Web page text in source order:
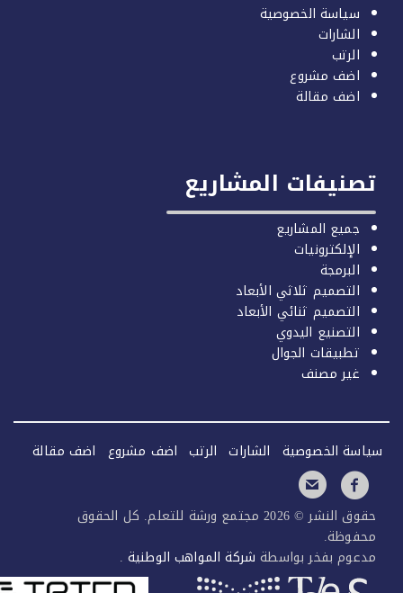
سياسة الخصوصية
الشارات
الرتب
اضف مشروع
اضف مقالة
المشاريع
جميع المشاريع
الإلكترونيات
البرمجة
التصميم ثلاثي الأبعاد
التصميم ثنائي الأبعاد
التصنيع اليدوي
تطبيقات الجوال
غير مصنف
الخصوصية الشارات الرتب اضف مشروع اضف مقالة
حقوق النشر © 2026 مجتمع ورشة للتعلم. كل الحقوق
بفخر بواسطةشركة المواهب الوطنية.